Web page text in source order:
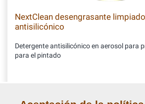
NextClean desengrasante
antisilicónico
Detergente antisilicónico en aerosol para
para el pintado